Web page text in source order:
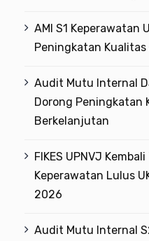
AMI S1 Keperawatan
Peningkatan Kualitas
Audit Mutu Internal
Dorong Peningkatan
Berkelanjutan
FIKES UPNVJ
Keperawatan Lulus
2026
Audit Mutu Internal